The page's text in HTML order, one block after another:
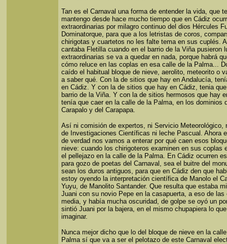
Tan es el Carnaval una forma de entender la vida, que
mantengo desde hace mucho tiempo que en Cádiz
extraordinarias por milagro continuo del dios Hércules
Dominatorque, para que a los letristas de coros,
chirigotas y cuartetos no les falte tema en sus cuplés.
cantaba Fletilla cuando en el barrio de la Viña pusieron
extraordinarias se va a quedar en nada, porque habrá
cómo reluce en las coplas en esa calle de la Palma...
caído el habitual bloque de nieve, aerolito, meteorito o
a saber qué. Con la de sitios que hay en Andalucía,
en Cádiz. Y con la de sitios que hay en Cádiz, tenia
barrio de la Viña. Y con la de sitios hermosos que hay
tenía que caer en la calle de la Palma, en los dominios
Carapalo y del Carapapa.
Así ni comisión de expertos, ni Servicio Meteorológico,
de Investigaciones Científicas ni leche Pascual. Ahora
de verdad nos vamos a enterar por qué caen esos
nieve: cuando los chirigoteros examinen en sus coplas
el pellejazo en la calle de la Palma. En Cádiz ocurren
para gozo de poetas del Carnaval, sea el buitre del
sean los duros antiguos, para que en Cádiz den que
estoy oyendo la interpretación científica de Manolo el
Yuyu, de Manolito Santander. Que resulta que estaba
Juani con su novio Pepe en la casapuerta, a eso de las
media, y había mucha oscuridad, de golpe se oyó un
sintió Juani por la bajera, en el mismo chupapiera lo
imaginar.
Nunca mejor dicho que lo del bloque de nieve en la
Palma sí que va a ser el pelotazo de este Carnaval